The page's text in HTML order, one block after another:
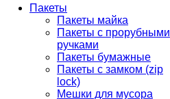
Пакеты
Пакеты майка
Пакеты с прорубными
ручками
Пакеты бумажные
Пакеты с замком (zip
lock)
Мешки для мусора